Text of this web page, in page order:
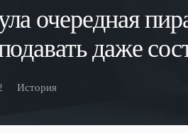
очередная
даже
История